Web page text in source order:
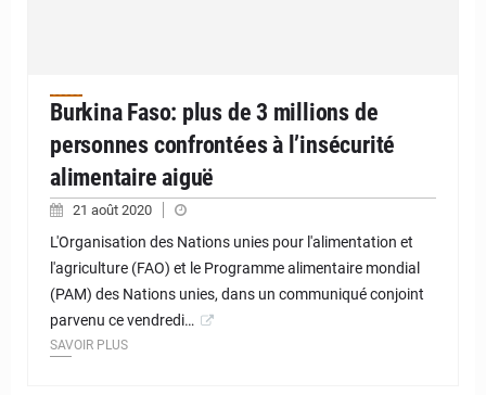
Burkina Faso: plus de 3 millions de
personnes confrontées à l’insécurité
alimentaire aiguë
21 août 2020
L'Organisation des Nations unies pour l'alimentation et
l'agriculture (FAO) et le Programme alimentaire mondial
(PAM) des Nations unies, dans un communiqué conjoint
parvenu ce vendredi…
SAVOIR PLUS